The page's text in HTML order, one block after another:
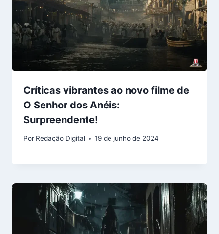
Críticas vibrantes ao novo filme de
O Senhor dos Anéis:
Surpreendente!
Por Redação Digital 19 de junho de 2024